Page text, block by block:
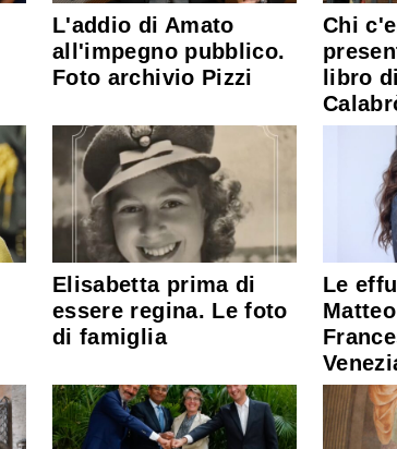
L'addio di Amato
all'impegno pubblico.
Foto archivio Pizzi
Chi
libro
Elisabetta prima di
essere regina. Le foto
di famiglia
Le